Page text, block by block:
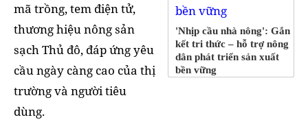
'Nhịp cầu nhà nông': Gắn
kết tri thức – hỗ trợ nông
dân phát triển sản xuất
bền vững
mã trồng, tem điện tử,
thương hiệu nông sản
sạch Thủ đô, đáp ứng yêu
cầu ngày càng cao của thị
trường và người tiêu
dùng.